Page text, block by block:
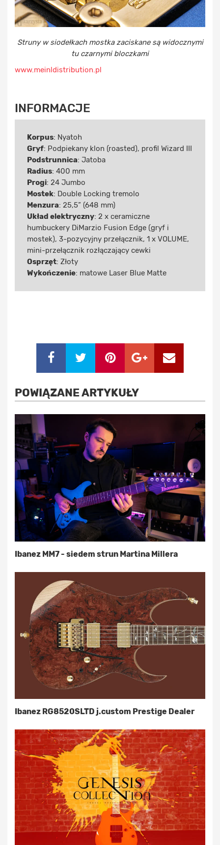
Struny w siodełkach mostka zaciskane są widocznymi
tu czarnymi bloczkami
www.meinldistribution.pl
INFORMACJE
Korpus: Nyatoh
Gryf: Podpiekany klon (roasted), profil Wizard III
Podstrunnica: Jatoba
Radius: 400 mm
Progi: 24 Jumbo
Mostek: Double Locking tremolo
Menzura: 25,5” (648 mm)
Układ elektryczny: 2 x ceramiczne
humbuckery DiMarzio Fusion Edge (gryf i
mostek), 3-pozycyjny przełącznik, 1 x VOLUME,
mini-przełącznik rozłączający cewki
Osprzęt: Złoty
Wykończenie: matowe Laser Blue Matte
POWIĄZANE ARTYKUŁY
Ibanez MM7 - siedem strun Martina Millera
Ibanez RG8520SLTD j.custom Prestige Dealer